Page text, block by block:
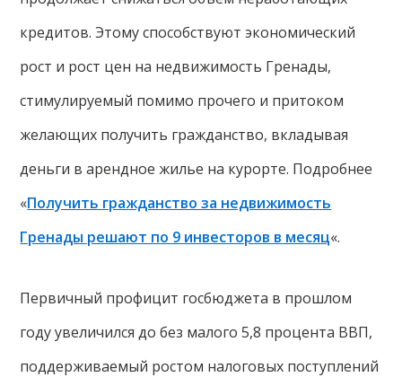
кредитов. Этому способствуют экономический
рост и рост цен на недвижимость Гренады,
стимулируемый помимо прочего и притоком
желающих получить гражданство, вкладывая
деньги в арендное жилье на курорте. Подробнее
«Получить гражданство за недвижимость
Гренады решают по 9 инвесторов в месяц«.
Первичный профицит госбюджета в прошлом
году увеличился до без малого 5,8 процента ВВП,
поддерживаемый ростом налоговых поступлений